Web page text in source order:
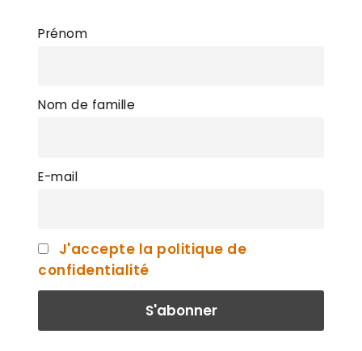
Prénom
Nom de famille
E-mail
J'accepte la politique de
confidentialité